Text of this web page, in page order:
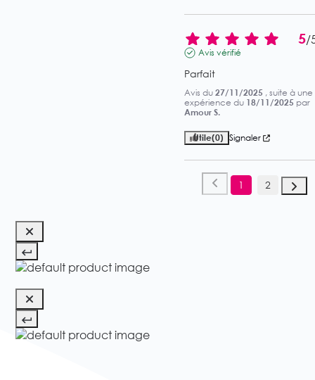
5/
Avis vérifié
Parfait
Avis du 27/11/2025 , suite à une
expérience du 18/11/2025 par
Amour S.
Utile(0) Signaler
1 2